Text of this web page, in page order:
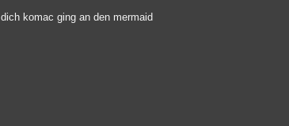
komac ging an den mermaid